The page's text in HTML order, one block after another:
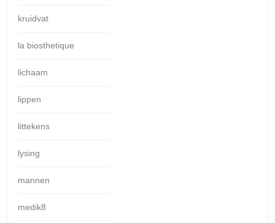
kruidvat
la biosthetique
lichaam
lippen
littekens
lysing
mannen
medik8